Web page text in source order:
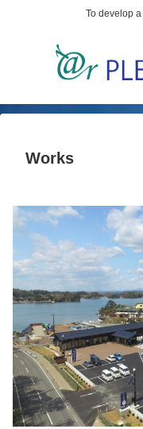
To develop
Works